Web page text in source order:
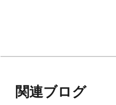
発売中のウェポン
3ｍｍ径のジョイ
関連ブログ